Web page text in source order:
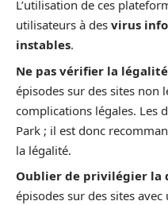
L’utilisation de ces
utilisateurs à des virus
instables.
Ne pas vérifier la
épisodes sur des sites non
complications légales. Les
Park ; il est donc
la légalité.
Oublier de privilégier la
épisodes sur des sites avec